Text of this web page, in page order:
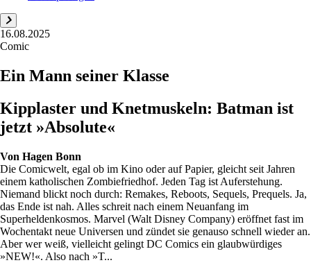
16.08.2025
Comic
Ein Mann seiner Klasse
Kipplaster und Knetmuskeln: Batman ist
jetzt »Absolute«
Von Hagen Bonn
Die Comicwelt, egal ob im Kino oder auf Papier, gleicht seit Jahren
einem katholischen Zombiefriedhof. Jeden Tag ist Auferstehung.
Niemand blickt noch durch: Remakes, Reboots, Sequels, Prequels. Ja,
das Ende ist nah. Alles schreit nach einem Neuanfang im
Superheldenkosmos. Marvel (Walt Disney Company) eröffnet fast im
Wochentakt neue Universen und zündet sie genauso schnell wieder an.
Aber wer weiß, vielleicht gelingt DC Comics ein glaubwürdiges
»NEW!«. Also nach »T...